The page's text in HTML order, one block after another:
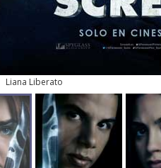
Liana Liberato